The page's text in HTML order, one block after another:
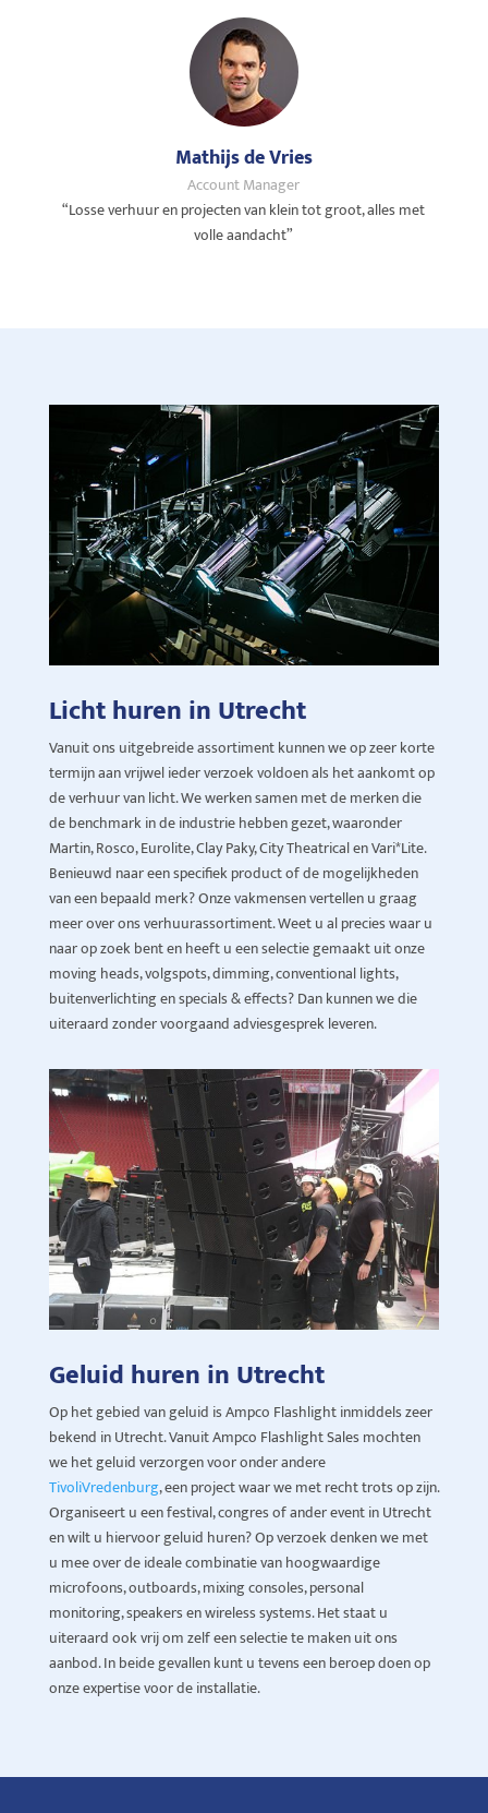
Mathijs de Vries
Account Manager
“Losse verhuur en projecten van klein tot groot, alles met
volle aandacht”
Licht huren in Utrecht
Vanuit ons uitgebreide assortiment kunnen we op zeer korte
termijn aan vrijwel ieder verzoek voldoen als het aankomt op
de verhuur van licht. We werken samen met de merken die
de benchmark in de industrie hebben gezet, waaronder
Martin, Rosco, Eurolite, Clay Paky, City Theatrical en Vari*Lite.
Benieuwd naar een specifiek product of de mogelijkheden
van een bepaald merk? Onze vakmensen vertellen u graag
meer over ons verhuurassortiment. Weet u al precies waar u
naar op zoek bent en heeft u een selectie gemaakt uit onze
moving heads, volgspots, dimming, conventional lights,
buitenverlichting en specials & effects? Dan kunnen we die
uiteraard zonder voorgaand adviesgesprek leveren.
Geluid huren in Utrecht
Op het gebied van geluid is Ampco Flashlight inmiddels zeer
bekend in Utrecht. Vanuit Ampco Flashlight Sales mochten
we het geluid verzorgen voor onder andere
TivoliVredenburg, een project waar we met recht trots op zijn.
Organiseert u een festival, congres of ander event in Utrecht
en wilt u hiervoor geluid huren? Op verzoek denken we met
u mee over de ideale combinatie van hoogwaardige
microfoons, outboards, mixing consoles, personal
monitoring, speakers en wireless systems. Het staat u
uiteraard ook vrij om zelf een selectie te maken uit ons
aanbod. In beide gevallen kunt u tevens een beroep doen op
onze expertise voor de installatie.